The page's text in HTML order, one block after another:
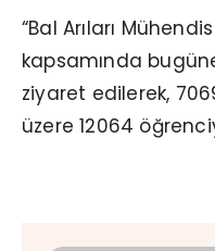
“Bal Arıları
kapsamında
ziyaret edilerek,
üzere 12064